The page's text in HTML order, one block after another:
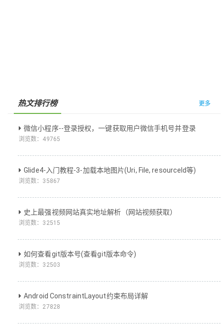
热文排行榜 更多
微信小程序--登录授权，一键获取用户微信手机号并登录
浏览数： 49765
Glide4-入门教程-3-加载本地图片(Uri, File, resourceId等)
浏览数： 35867
史上最强视频网站真实地址解析（网站视频获取）
浏览数： 32515
如何查看git版本号(查看git版本命令)
浏览数： 32503
Android ConstraintLayout约束布局详解
浏览数： 27828